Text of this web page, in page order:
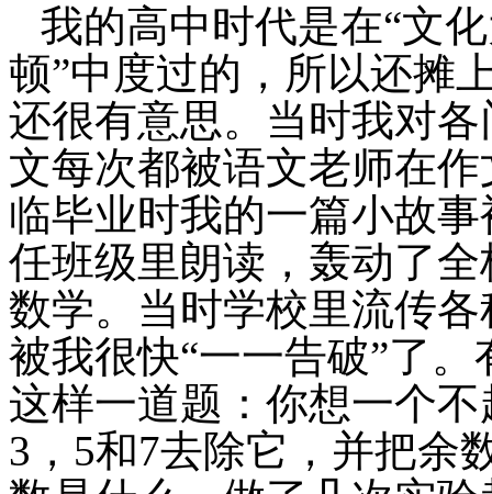
我的高中时代是在“文
顿”中度过的，所以还摊
还很有意思。当时我对
文每次都被语文老师在
临毕业时我的一篇小故
任班级里朗读，轰动了
数学。当时学校里流传
被我很快“一一告破”了
这样一道题：你想一个不
3 ， 5和7去除它，并把余